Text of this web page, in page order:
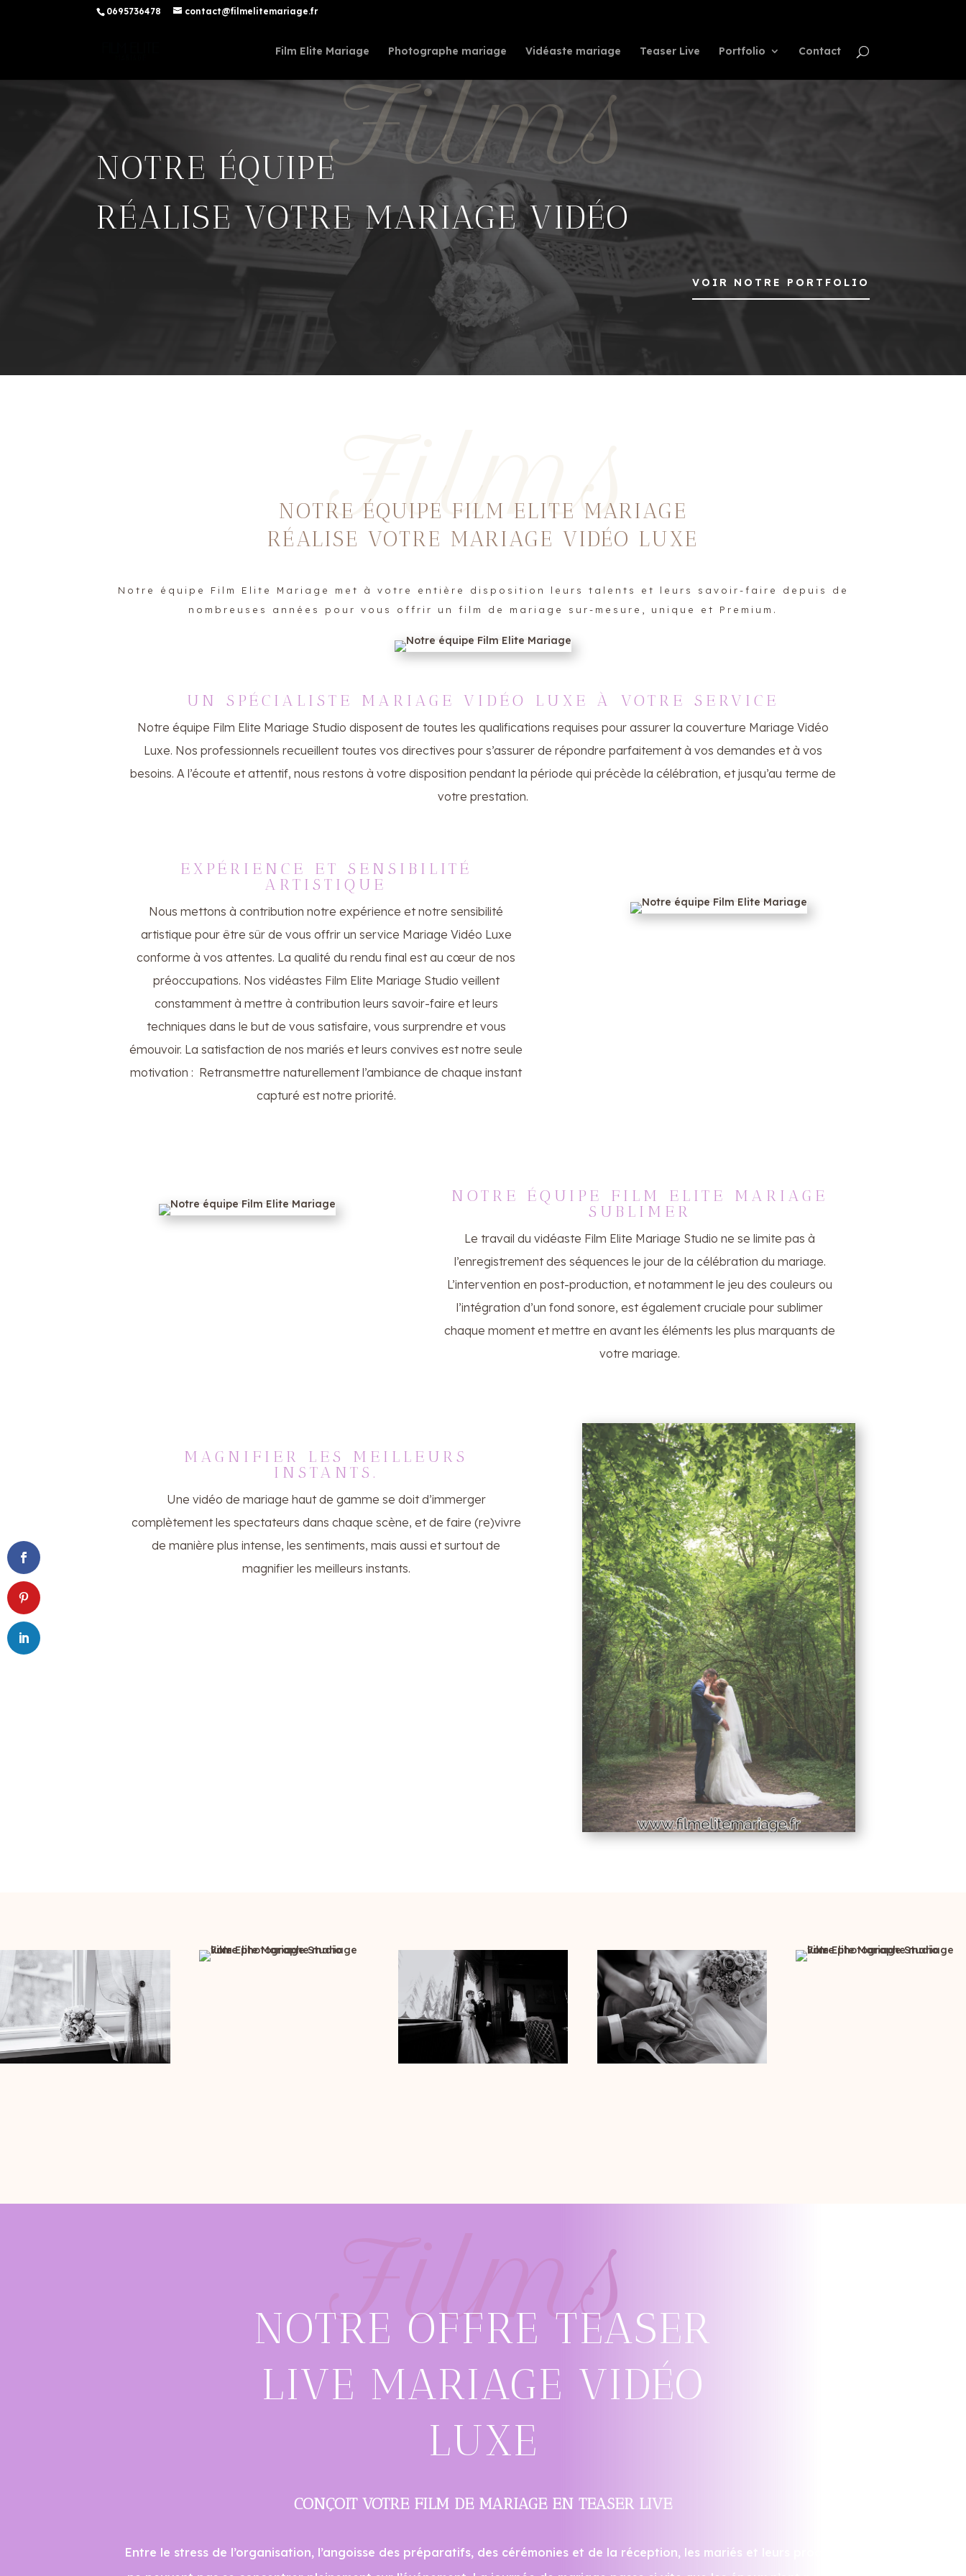
0695736478 contact@filmelitemariage.fr
Film Elite Mariage Photographe mariage Vidéaste mariage Teaser Live Portfolio Contact
Films
NOTRE ÉQUIPE
RÉALISE VOTRE MARIAGE VIDÉO
VOIR NOTRE PORTFOLIO
Films
NOTRE ÉQUIPE FILM ELITE MARIAGE
RÉALISE VOTRE MARIAGE VIDÉO LUXE
Notre équipe Film Elite Mariage met à votre entière disposition leurs talents et leurs savoir-faire depuis de
nombreuses années pour vous offrir un film de mariage sur-mesure, unique et Premium.
UN SPÉCIALISTE MARIAGE VIDÉO LUXE À VOTRE SERVICE
Notre équipe Film Elite Mariage Studio disposent de toutes les qualifications requises pour assurer la couverture Mariage Vidéo
Luxe. Nos professionnels recueillent toutes vos directives pour s’assurer de répondre parfaitement à vos demandes et à vos
besoins. A l’écoute et attentif, nous restons à votre disposition pendant la période qui précède la célébration, et jusqu’au terme de
votre prestation.
EXPÉRIENCE ET SENSIBILITÉ
ARTISTIQUE
Nous mettons à contribution notre expérience et notre sensibilité
artistique pour être sûr de vous offrir un service Mariage Vidéo Luxe
conforme à vos attentes. La qualité du rendu final est au cœur de nos
préoccupations. Nos vidéastes Film Elite Mariage Studio veillent
constamment à mettre à contribution leurs savoir-faire et leurs
techniques dans le but de vous satisfaire, vous surprendre et vous
émouvoir. La satisfaction de nos mariés et leurs convives est notre seule
motivation : Retransmettre naturellement l’ambiance de chaque instant
capturé est notre priorité.
NOTRE ÉQUIPE FILM ELITE MARIAGE
SUBLIMER
Le travail du vidéaste Film Elite Mariage Studio ne se limite pas à
l’enregistrement des séquences le jour de la célébration du mariage.
L’intervention en post-production, et notamment le jeu des couleurs ou
l’intégration d’un fond sonore, est également cruciale pour sublimer
chaque moment et mettre en avant les éléments les plus marquants de
votre mariage.
MAGNIFIER LES MEILLEURS
INSTANTS.
Une vidéo de mariage haut de gamme se doit d’immerger
complètement les spectateurs dans chaque scène, et de faire (re)vivre
de manière plus intense, les sentiments, mais aussi et surtout de
magnifier les meilleurs instants.
Films
NOTRE OFFRE TEASER
LIVE MARIAGE VIDÉO
LUXE
CONÇOIT VOTRE FILM DE MARIAGE EN TEASER LIVE
Entre le stress de l’organisation, l’angoisse des préparatifs, des cérémonies et de la réception, les mariés et leurs proches